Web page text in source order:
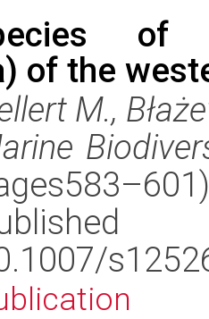
of
of the
M.,